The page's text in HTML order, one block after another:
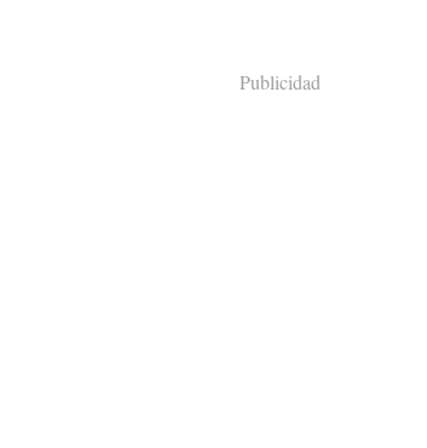
Publicidad